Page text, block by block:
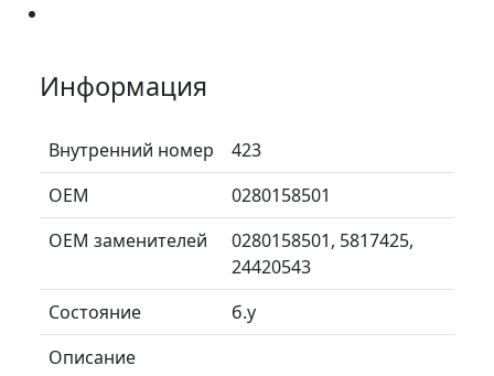
Информация
Внутренний номер
423
ОЕМ
0280158501
ОЕМ заменителей
0280158501, 5817425,
24420543
Состояние
б.у
Описание